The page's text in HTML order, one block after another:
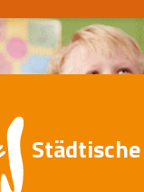
Städtische